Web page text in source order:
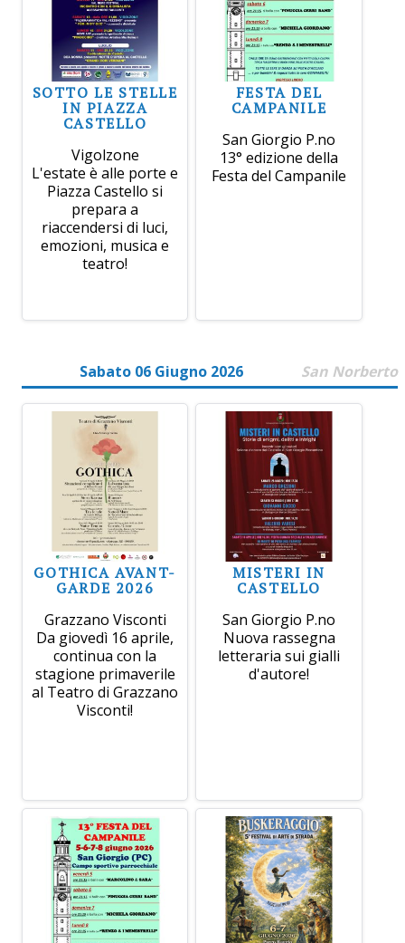
SOTTO LE STELLE
IN PIAZZA
CASTELLO
Vigolzone
L'estate è alle porte e
Piazza Castello si
prepara a
riaccendersi di luci,
emozioni, musica e
teatro!
FESTA DEL
CAMPANILE
San Giorgio P.no
13° edizione della
Festa del Campanile
Sabato 06 Giugno 2026 San Norberto
GOTHICA AVANT-
GARDE 2026
Grazzano Visconti
Da giovedì 16 aprile,
continua con la
stagione primaverile
al Teatro di Grazzano
Visconti!
MISTERI IN
CASTELLO
San Giorgio P.no
Nuova rassegna
letteraria sui gialli
d'autore!